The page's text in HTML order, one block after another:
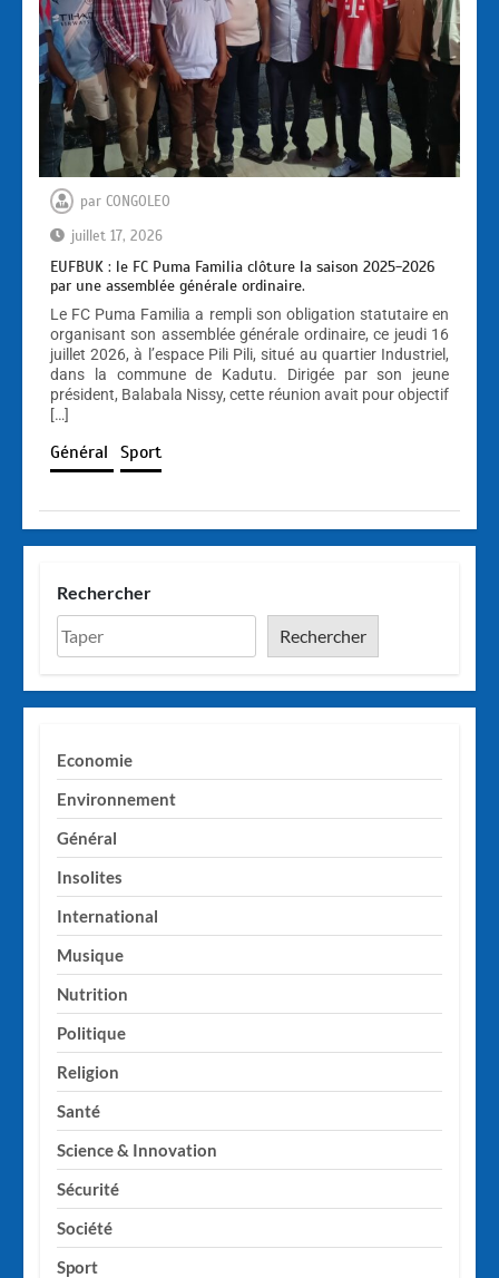
par CONGOLEO
juillet 17, 2026
EUFBUK : le FC Puma Familia clôture la saison 2025-2026
par une assemblée générale ordinaire.
Le FC Puma Familia a rempli son obligation statutaire en
organisant son assemblée générale ordinaire, ce jeudi 16
juillet 2026, à l’espace Pili Pili, situé au quartier Industriel,
dans la commune de Kadutu. Dirigée par son jeune
président, Balabala Nissy, cette réunion avait pour objectif
[…]
Général Sport
Rechercher
Rechercher
Economie
Environnement
Général
Insolites
International
Musique
Nutrition
Politique
Religion
Santé
Science & Innovation
Sécurité
Société
Sport